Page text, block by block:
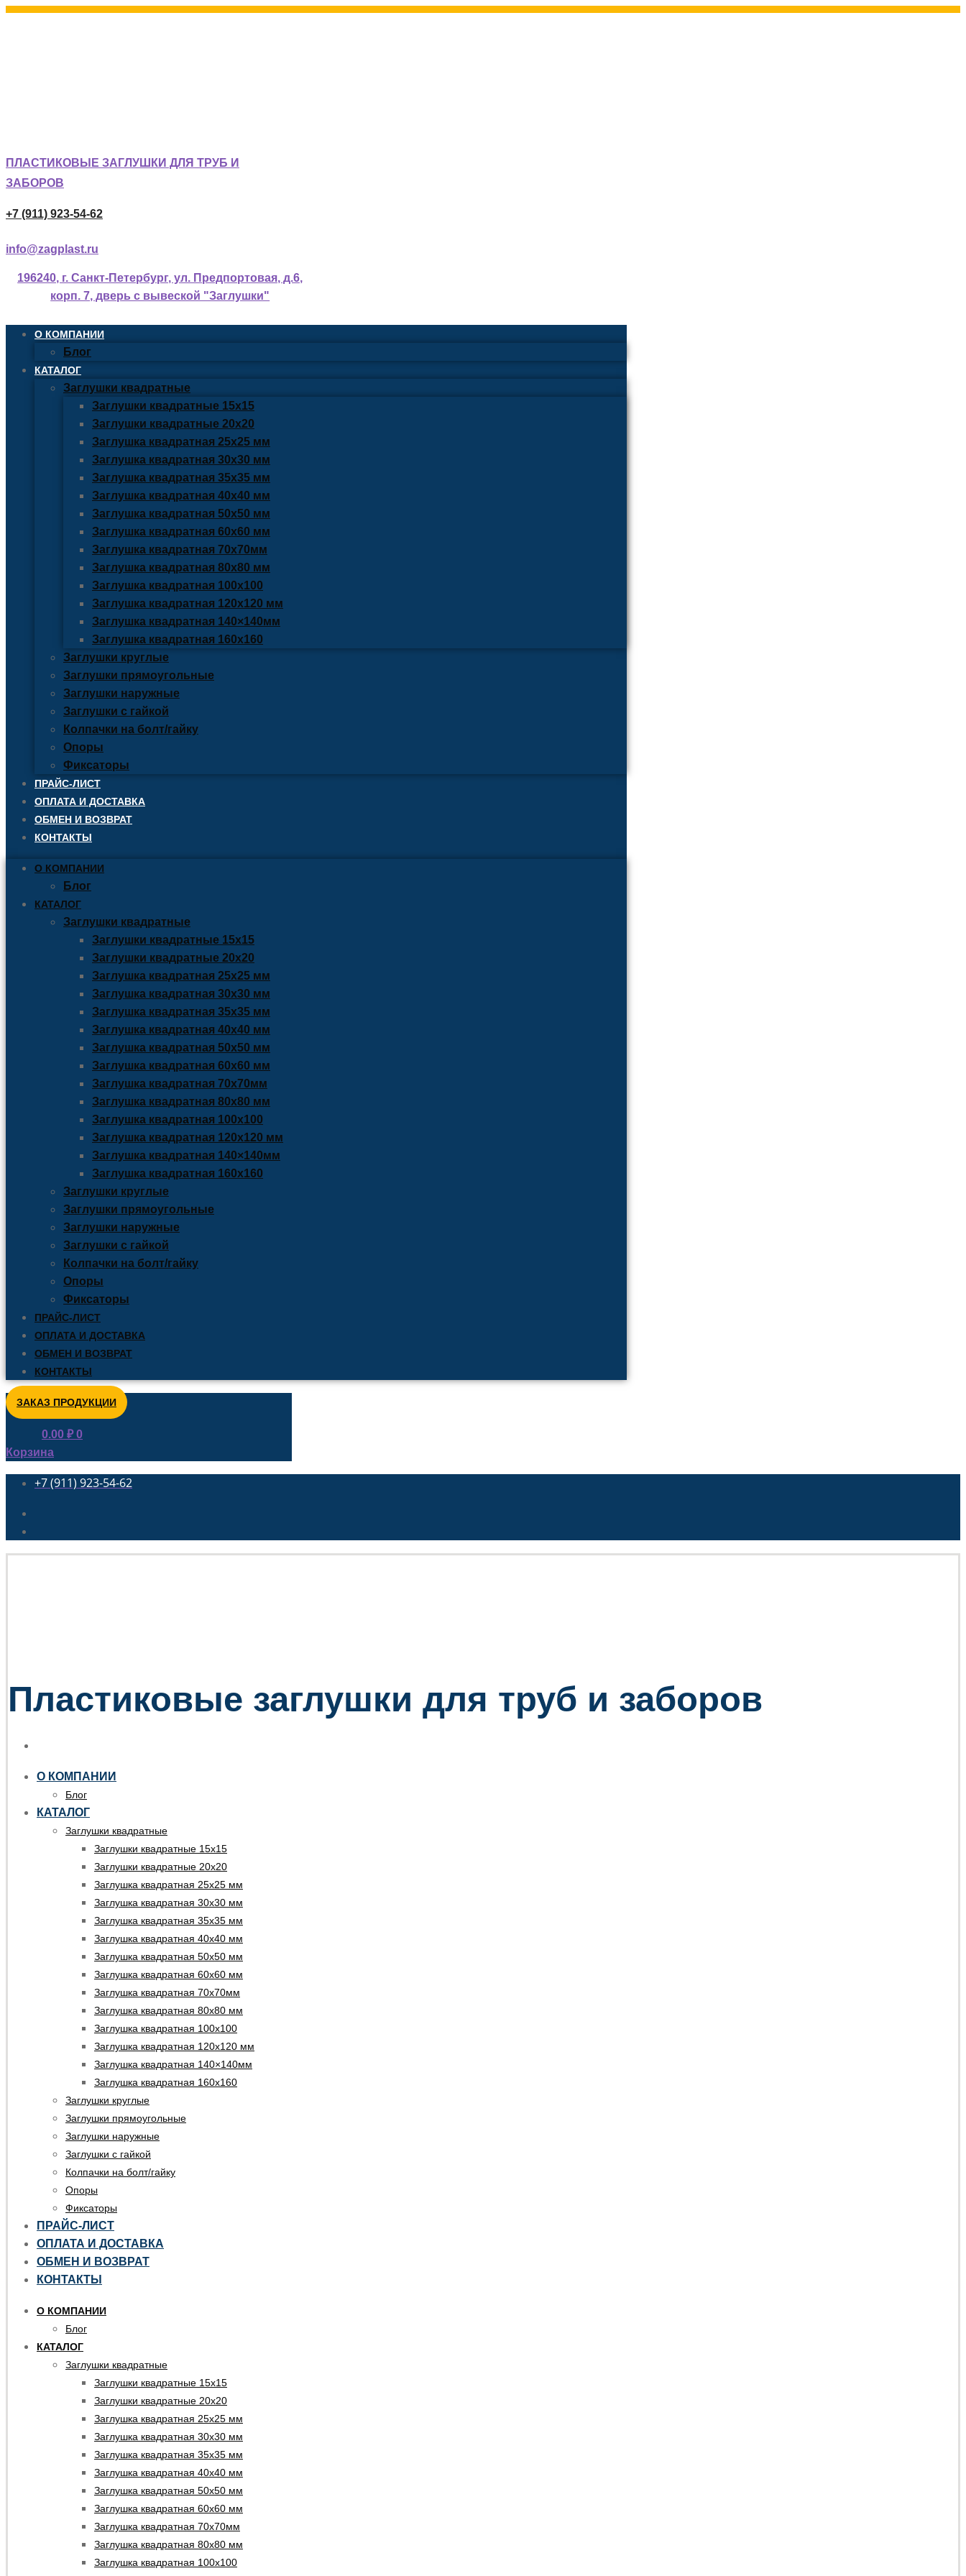
ПЛАСТИКОВЫЕ ЗАГЛУШКИ ДЛЯ ТРУБ И
ЗАБОРОВ
+7 (911) 923-54-62
info@zagplast.ru
196240, г. Санкт-Петербург, ул. Предпортовая, д.6,
корп. 7, дверь с вывеской "Заглушки"
О КОМПАНИИ
Блог
КАТАЛОГ
Заглушки квадратные
Заглушки квадратные 15х15
Заглушки квадратные 20х20
Заглушка квадратная 25х25 мм
Заглушка квадратная 30х30 мм
Заглушка квадратная 35х35 мм
Заглушка квадратная 40х40 мм
Заглушка квадратная 50х50 мм
Заглушка квадратная 60х60 мм
Заглушка квадратная 70х70мм
Заглушка квадратная 80х80 мм
Заглушка квадратная 100х100
Заглушка квадратная 120х120 мм
Заглушка квадратная 140×140мм
Заглушка квадратная 160х160
Заглушки круглые
Заглушки прямоугольные
Заглушки наружные
Заглушки с гайкой
Колпачки на болт/гайку
Опоры
Фиксаторы
ПРАЙС-ЛИСТ
ОПЛАТА И ДОСТАВКА
ОБМЕН И ВОЗВРАТ
КОНТАКТЫ
О КОМПАНИИ
Блог
КАТАЛОГ
Заглушки квадратные
Заглушки квадратные 15х15
Заглушки квадратные 20х20
Заглушка квадратная 25х25 мм
Заглушка квадратная 30х30 мм
Заглушка квадратная 35х35 мм
Заглушка квадратная 40х40 мм
Заглушка квадратная 50х50 мм
Заглушка квадратная 60х60 мм
Заглушка квадратная 70х70мм
Заглушка квадратная 80х80 мм
Заглушка квадратная 100х100
Заглушка квадратная 120х120 мм
Заглушка квадратная 140×140мм
Заглушка квадратная 160х160
Заглушки круглые
Заглушки прямоугольные
Заглушки наружные
Заглушки с гайкой
Колпачки на болт/гайку
Опоры
Фиксаторы
ПРАЙС-ЛИСТ
ОПЛАТА И ДОСТАВКА
ОБМЕН И ВОЗВРАТ
КОНТАКТЫ
ЗАКАЗ ПРОДУКЦИИ
0.00 ₽ 0
Корзина
+7 (911) 923-54-62
Пластиковые заглушки для труб и заборов
О КОМПАНИИ
Блог
КАТАЛОГ
Заглушки квадратные
Заглушки квадратные 15х15
Заглушки квадратные 20х20
Заглушка квадратная 25х25 мм
Заглушка квадратная 30х30 мм
Заглушка квадратная 35х35 мм
Заглушка квадратная 40х40 мм
Заглушка квадратная 50х50 мм
Заглушка квадратная 60х60 мм
Заглушка квадратная 70х70мм
Заглушка квадратная 80х80 мм
Заглушка квадратная 100х100
Заглушка квадратная 120х120 мм
Заглушка квадратная 140×140мм
Заглушка квадратная 160х160
Заглушки круглые
Заглушки прямоугольные
Заглушки наружные
Заглушки с гайкой
Колпачки на болт/гайку
Опоры
Фиксаторы
ПРАЙС-ЛИСТ
ОПЛАТА И ДОСТАВКА
ОБМЕН И ВОЗВРАТ
КОНТАКТЫ
О КОМПАНИИ
Блог
КАТАЛОГ
Заглушки квадратные
Заглушки квадратные 15х15
Заглушки квадратные 20х20
Заглушка квадратная 25х25 мм
Заглушка квадратная 30х30 мм
Заглушка квадратная 35х35 мм
Заглушка квадратная 40х40 мм
Заглушка квадратная 50х50 мм
Заглушка квадратная 60х60 мм
Заглушка квадратная 70х70мм
Заглушка квадратная 80х80 мм
Заглушка квадратная 100х100